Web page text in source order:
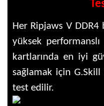
Her Ripjaws V
yüksek
kartlarında en iyi
sağlamak için
test edilir.